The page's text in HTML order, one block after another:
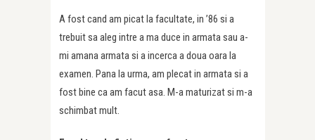
A fost cand am picat la facultate, in ’86 si a
trebuit sa aleg intre a ma duce in armata sau a-
mi amana armata si a incerca a doua oara la
examen. Pana la urma, am plecat in armata si a
fost bine ca am facut asa. M-a maturizat si m-a
schimbat mult.